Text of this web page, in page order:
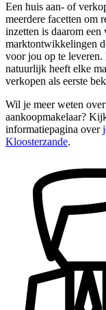
Een huis aan- of
meerdere facetten om
inzetten is daarom een
marktontwikkelingen
voor jou op te leveren.
natuurlijk heeft elke
verkopen als eerste
Wil je meer weten
aankoopmakelaar?
informatiepagina over
Kloosterzande.